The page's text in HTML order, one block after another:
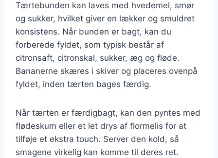
Tærtebunden kan laves med hvedemel, smør
og sukker, hvilket giver en lækker og smuldret
konsistens. Når bunden er bagt, kan du
forberede fyldet, som typisk består af
citronsaft, citronskal, sukker, æg og fløde.
Bananerne skæres i skiver og placeres ovenpå
fyldet, inden tærten bages færdig.
Når tærten er færdigbagt, kan den pyntes med
flødeskum eller et let drys af flormelis for at
tilføje et ekstra touch. Server den kold, så
smagene virkelig kan komme til deres ret.